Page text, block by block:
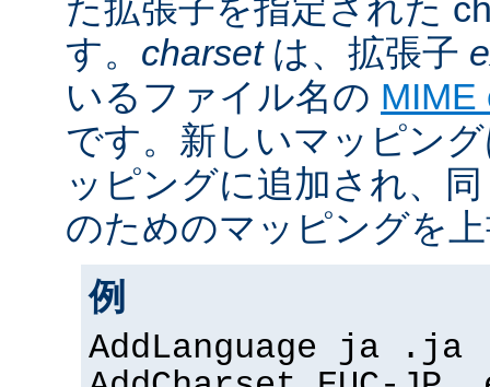
た拡張子を指定された
す。 charsetは、拡張子
いるファイル名の MIME
です。新しいマッピン
ッピングに追加され、
のためのマッピングを
例
AddLanguage ja .ja